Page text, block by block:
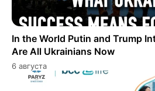
In the World Putin and Trump
Are All Ukrainians Now
6 августа